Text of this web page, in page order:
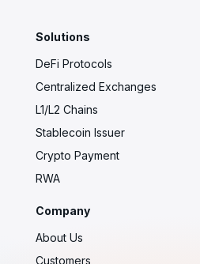
Solutions
DeFi Protocols
Centralized Exchanges
L1/L2 Chains
Stablecoin Issuer
Crypto Payment
RWA
Company
About Us
Customers